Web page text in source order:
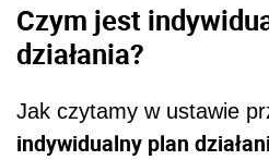
Czym jest
działania?
Jak czytamy w ustawie
indywidualny plan